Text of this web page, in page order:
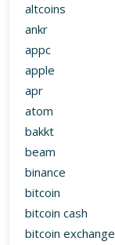
altcoins
ankr
appc
apple
apr
atom
bakkt
beam
binance
bitcoin
bitcoin cash
bitcoin exchange